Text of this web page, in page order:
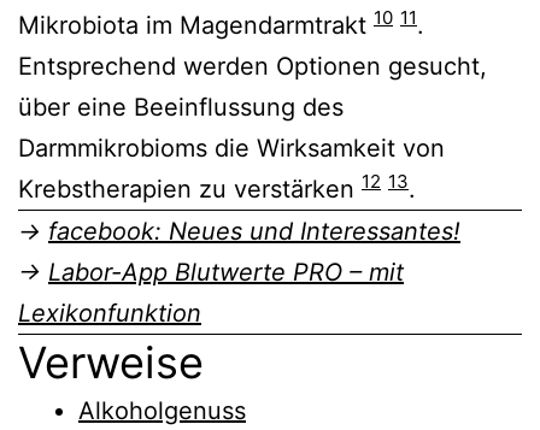
Mikrobiota im Magendarmtrakt 10 11.
Entsprechend werden Optionen gesucht,
über eine Beeinflussung des
Darmmikrobioms die Wirksamkeit von
Krebstherapien zu verstärken 12 13.
→ facebook: Neues und Interessantes!
→ Labor-App Blutwerte PRO – mit
Lexikonfunktion
Verweise
Alkoholgenuss